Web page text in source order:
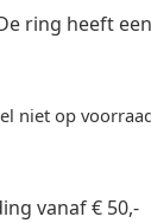
ring heeft
niet op
vanaf € 50,-